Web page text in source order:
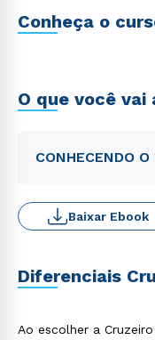
Conheça o
O que você vai
CONHECENDO
Baixar Ebook
Diferenciais
Ao escolher a